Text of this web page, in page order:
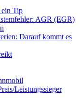
ein Tip
AGR (EGR)
Darauf kommt es
Leistungssieger